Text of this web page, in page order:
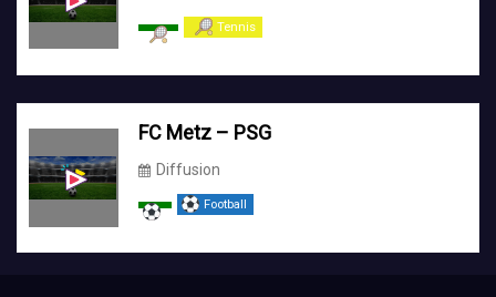
Tennis
FC Metz – PSG
Diffusion
Football